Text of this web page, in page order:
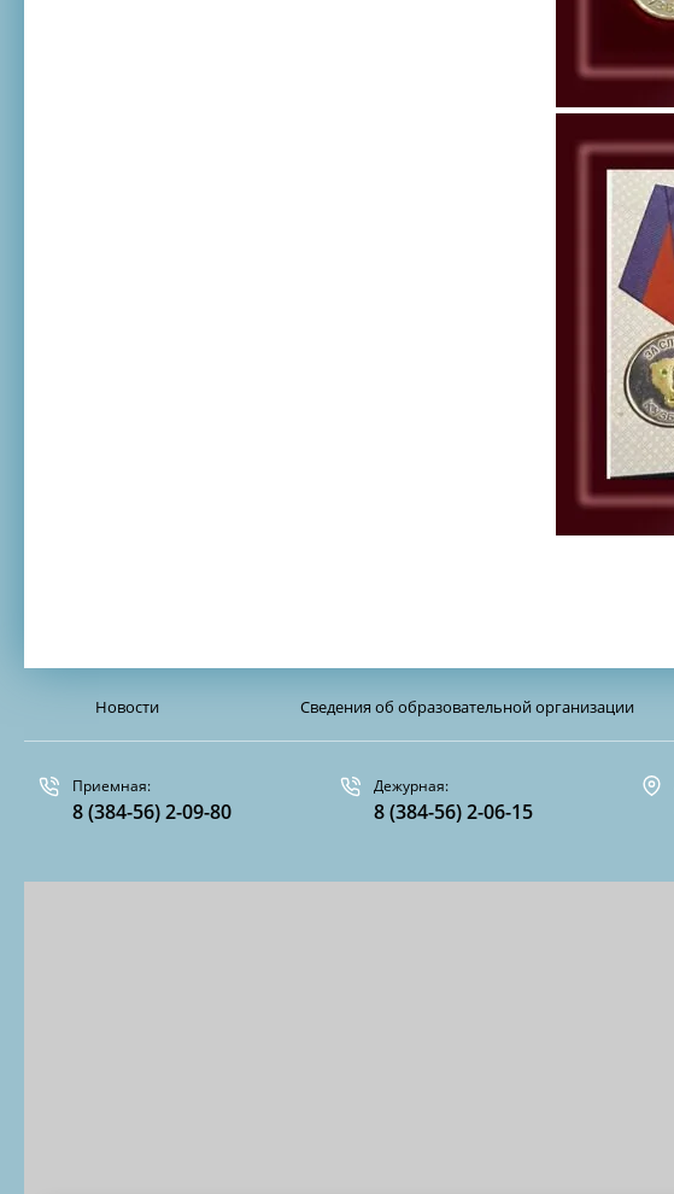
Новости Сведения об образовательной организации
Приемная:
8 (384-56) 2-09-80
Дежурная:
8 (384-56) 2-06-15